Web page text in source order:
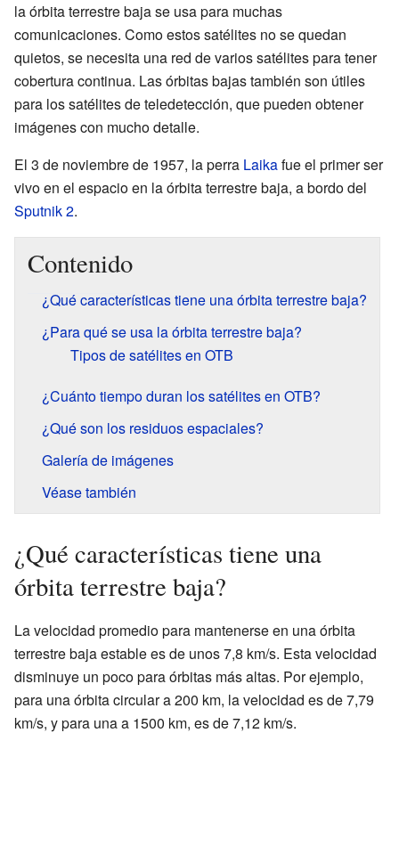
la órbita terrestre baja se usa para muchas
comunicaciones. Como estos satélites no se quedan
quietos, se necesita una red de varios satélites para tener
cobertura continua. Las órbitas bajas también son útiles
para los satélites de teledetección, que pueden obtener
imágenes con mucho detalle.
El 3 de noviembre de 1957, la perra Laikafue el primer ser
vivo en el espacio en la órbita terrestre baja, a bordo del
Sputnik 2.
Contenido
¿Qué características tiene una órbita terrestre baja?
¿Para qué se usa la órbita terrestre baja?
Tipos de satélites en OTB
¿Cuánto tiempo duran los satélites en OTB?
¿Qué son los residuos espaciales?
Galería de imágenes
Véase también
¿Qué características tiene una
órbita terrestre baja?
La velocidad promedio para mantenerse en una órbita
terrestre baja estable es de unos 7,8 km/s. Esta velocidad
disminuye un poco para órbitas más altas. Por ejemplo,
para una órbita circular a 200 km, la velocidad es de 7,79
km/s, y para una a 1500 km, es de 7,12 km/s.